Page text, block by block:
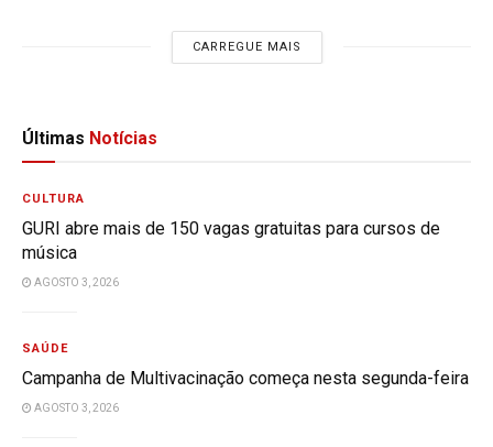
CARREGUE MAIS
Últimas Notícias
CULTURA
GURI abre mais de 150 vagas gratuitas para cursos de
música
AGOSTO 3, 2026
SAÚDE
Campanha de Multivacinação começa nesta segunda-feira
AGOSTO 3, 2026